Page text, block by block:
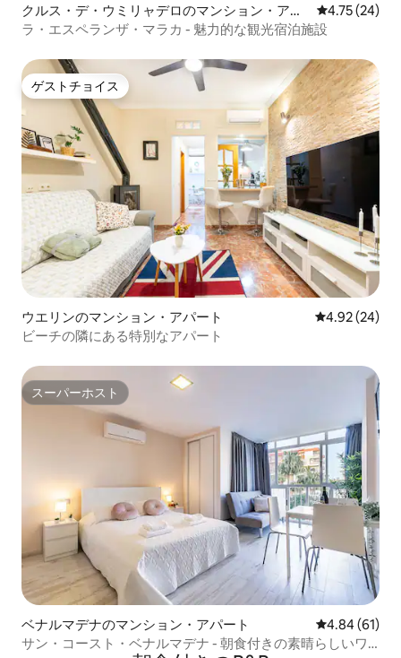
クルス・デ・ウミリャデロのマンション・アパ
ート
レビュー24
4.75 (24)
ラ・エスペランザ・マラカ - 魅力的な観光宿泊施設
ゲストチョイス
ゲストチョイス
ウエリンのマンション・アパート レビュー24
4.92 (24)
ビーチの隣にある特別なアパート
スーパーホスト
スーパーホスト
ベナルマデナのマンション・アパート レビュー61
4.84 (61)
サン・コースト・ベナルマデナ - 朝食付きの素晴らしいワ